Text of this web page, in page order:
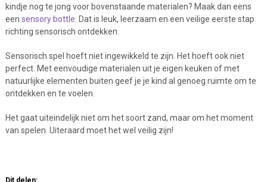
kindje nog te jong voor bovenstaande materialen? Maak dan eens
een sensory bottle . Dat is leuk, leerzaam en een veilige eerste stap
richting sensorisch ontdekken.
Sensorisch spel hoeft niet ingewikkeld te zijn. Het hoeft ook niet
perfect. Met eenvoudige materialen uit je eigen keuken of met
natuurlijke elementen buiten geef je je kind al genoeg ruimte om te
ontdekken en te voelen.
Het gaat uiteindelijk niet om het soort zand, maar om het moment
van spelen. Uiteraard moet het wel veilig zijn!
Dit delen: